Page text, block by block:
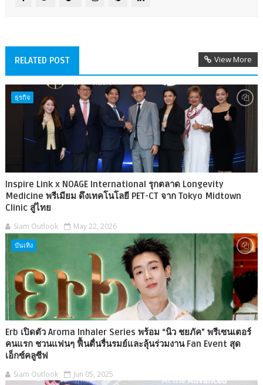
RELATED POST View More
ธุรกิจ
Inspire Link x NOAGE International รุกตลาด Longevity
Medicine พรีเมียม ดึงเทคโนโลยี PET-CT จาก Tokyo Midtown
Clinic สู่ไทย
Siam Outlook May 22, 2026
บันเทิง
Erb เปิดตัว Aroma Inhaler Series พร้อม “นิว ชยภัค” พรีเซนเตอร์
คนแรก ชวนแฟนๆ ฟื้นตื่นรื่นรมย์และลุ้นร่วมงาน Fan Event สุด
เอ็กซ์คลูซีฟ
Siam Outlook Jun 05, 2025